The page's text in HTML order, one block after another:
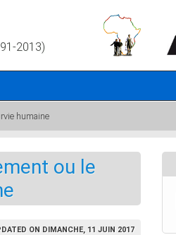
2013)
humaine
ou le
ON DIMANCHE, 11 JUIN 2017